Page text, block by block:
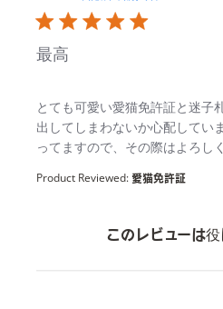
最高
とても可愛い愛猫免許証と迷子
出してしまわないか心配してい
ってますので、その際はよろし
read more about review
Product Reviewed:愛猫免許証
このレビューは